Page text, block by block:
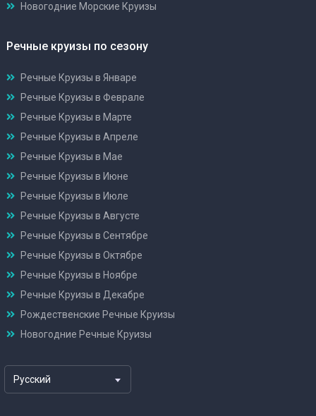
Новогодние Морские Круизы
Речные круизы по сезону
Речные Круизы в Январе
Речные Круизы в Феврале
Речные Круизы в Марте
Речные Круизы в Апреле
Речные Круизы в Мае
Речные Круизы в Июне
Речные Круизы в Июле
Речные Круизы в Августе
Речные Круизы в Сентябре
Речные Круизы в Октябре
Речные Круизы в Ноябре
Речные Круизы в Декабре
Рождественские Речные Круизы
Новогодние Речные Круизы
Русский